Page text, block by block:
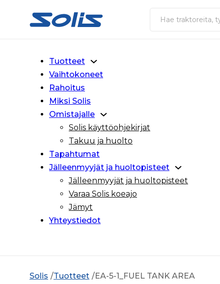
Siirry pääsisältöön
Siirry alatunnisteeseen
Haku
Tuotteet
Vaihtokoneet
Rahoitus
Miksi Solis
Omistajalle
Solis käyttöohjekirjat
Takuu ja huolto
Tapahtumat
Jälleenmyyjät ja huoltopisteet
Jälleenmyyjät ja huoltopisteet
Varaa Solis koeajo
Jämyt
Yhteystiedot
Solis Tuotteet EA-5-1_FUEL TANK AREA